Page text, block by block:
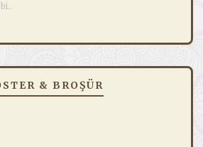
& BROŞÜR